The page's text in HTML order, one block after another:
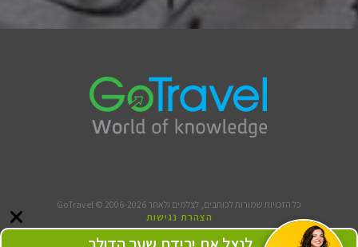
כל הזכויות שמורות לכותבים, לצלמים ולאתר GoTravel © 2006-2026
הצהרת נגישות
תנאי שימוש